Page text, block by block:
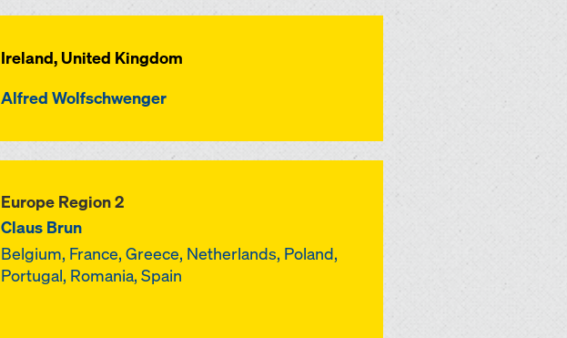
Ireland, United Kingdom
Alfred Wolfschwenger
Europe Region 2
Claus Brun
Belgium, France, Greece, Netherlands, Poland,
Portugal, Romania, Spain